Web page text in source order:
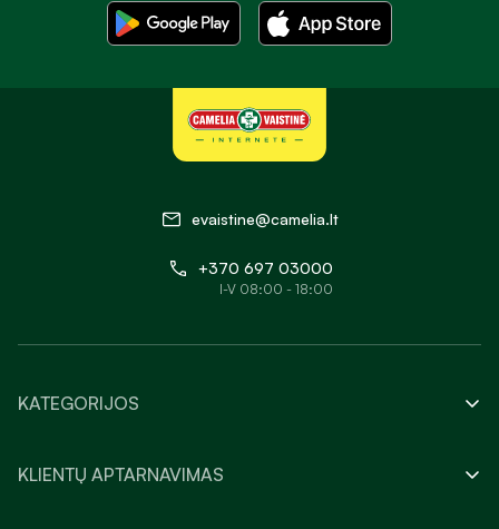
evaistine@camelia.lt
+370 697 03000
I-V 08:00 - 18:00
KATEGORIJOS
KLIENTŲ APTARNAVIMAS